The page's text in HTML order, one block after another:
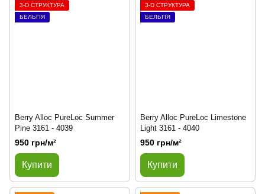
3-D СТРУКТУРА
БЕЛЬГІЯ
Berry Alloc PureLoc Summer
Pine 3161 - 4039
950 грн/м²
Купити
3-D СТРУКТУРА
БЕЛЬГІЯ
Berry Alloc PureLoc Limestone
Light 3161 - 4040
950 грн/м²
Купити